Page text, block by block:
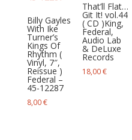
Billy Gayles
With Ike
Turner’s
Kings Of
Rhythm (
Vinyl, 7″,
Reissue )
Federal –
45-12287
8,00€
That’ll Flat…
Git It! vol.44
( CD ) King,
Federal,
Audio Lab
& DeLuxe
Records
18,00€